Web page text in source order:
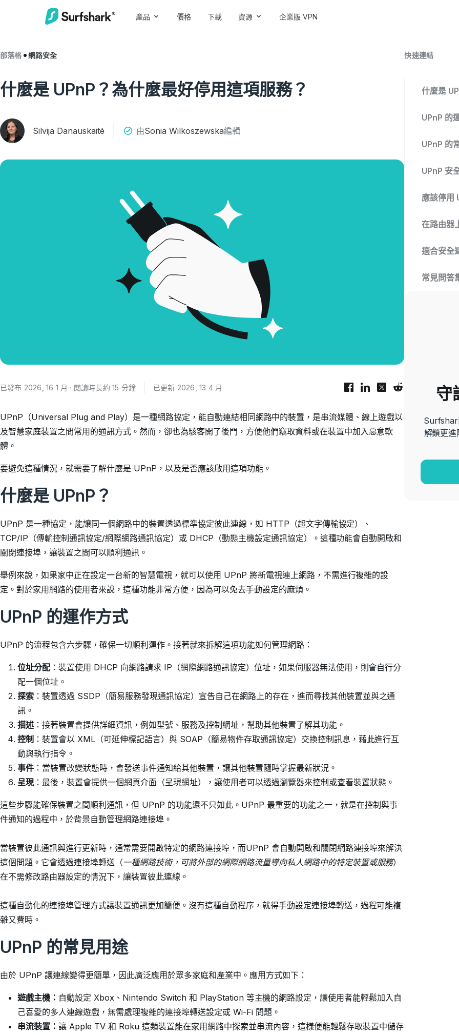
產品 價格 下載 資源 企業版 VPN
部落格 網路安全
什麼是 UPnP？為什麼最好停用這項服務？
Silvija Danauskaitė 由Sonia Wilkoszewska編輯
已發布 2026, 16 1 月 · 閱讀時長約 15 分鐘 已更新 2026, 13 4 月
UPnP（Universal Plug and Play）是一種網路協定，能自動連結相同網路中的裝置，是串流媒體、線上遊戲以
及智慧家庭裝置之間常用的通訊方式。然而，卻也為駭客開了後門，方便他們竊取資料或在裝置中加入惡意軟
體。
要避免這種情況，就需要了解什麼是 UPnP，以及是否應該啟用這項功能。
什麼是 UPnP？
UPnP 是一種協定，能讓同一個網路中的裝置透過標準協定彼此連線，如 HTTP（超文字傳輸協定）、
TCP/IP（傳輸控制通訊協定/網際網路通訊協定）或 DHCP（動態主機設定通訊協定）。這種功能會自動開啟和
關閉連接埠，讓裝置之間可以順利通訊。
舉例來說，如果家中正在設定一台新的智慧電視，就可以使用 UPnP 將新電視連上網路，不需進行複雜的設
定。對於家用網路的使用者來說，這種功能非常方便，因為可以免去手動設定的麻煩。
UPnP 的運作方式
UPnP 的流程包含六步驟，確保一切順利運作。接著就來拆解這項功能如何管理網路：
位址分配：裝置使用 DHCP 向網路請求 IP（網際網路通訊協定）位址，如果伺服器無法使用，則會自行分
配一個位址。
探索：裝置透過 SSDP（簡易服務發現通訊協定）宣告自己在網路上的存在，進而尋找其他裝置並與之通
訊。
描述：接著裝置會提供詳細資訊，例如型號、服務及控制網址，幫助其他裝置了解其功能。
控制 ：裝置會以 XML（可延伸標記語言）與 SOAP（簡易物件存取通訊協定）交換控制訊息，藉此進行互
動與執行指令。
事件：當裝置改變狀態時，會發送事件通知給其他裝置，讓其他裝置隨時掌握最新狀況。
呈現：最後，裝置會提供一個網頁介面（呈現網址），讓使用者可以透過瀏覽器來控制或查看裝置狀態。
這些步驟能確保裝置之間順利通訊，但 UPnP 的功能還不只如此。UPnP 最重要的功能之一，就是在控制與事
件通知的過程中，於背景自動管理網路連接埠。
當裝置彼此通訊與進行更新時，通常需要開啟特定的網路連接埠，而UPnP 會自動開啟和關閉網路連接埠來解決
這個問題。它會透過連接埠轉送（一種網路技術，可將外部的網際網路流量導向私人網路中的特定裝置或服務）
在不需修改路由器設定的情況下，讓裝置彼此連線。
這種自動化的連接埠管理方式讓裝置通訊更加簡便。沒有這種自動程序，就得手動設定連接埠轉送，過程可能複
雜又費時。
UPnP 的常見用途
由於 UPnP 讓連線變得更簡單，因此廣泛應用於眾多家庭和產業中。應用方式如下：
遊戲主機： 自動設定 Xbox、Nintendo Switch 和 PlayStation 等主機的網路設定，讓使用者能輕鬆加入自
己喜愛的多人連線遊戲，無需處理複雜的連接埠轉送設定或 Wi-Fi 問題。
串流裝置： 讓 Apple TV 和 Roku 這類裝置能在家用網路中探索並串流內容，這樣便能輕鬆存取裝置中儲存
快速連結
什麼是
UPnP 的
UPnP 的
UPnP 安
應該停用
在路由器
適合安全
常見問答
守
解鎖更進